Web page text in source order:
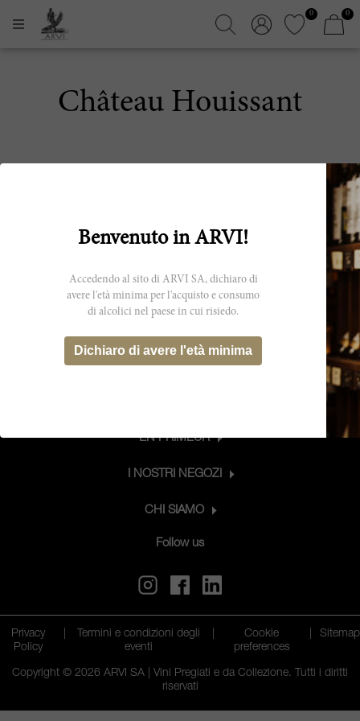
0 0
Château Houissant
ISCRIVITI ALLA NEWSLETTER
CONNETTITI CON NOI
EN PRIMEUR
I NOSTRI NEGOZI
CHI SIAMO
Follow us
Privacy
Policy
Termini e condizioni degli
eventi
Cookie
preferences
Sitemap
Copyright © 2026 ARVI SA | Vini Pregiati e da Collezione. Tutti i diritti
riservati
Benvenuto in ARVI!
Accedendo al sito di ARVI SA, dichiaro di
avere l'età minima per l'acquisto e consumo
di alcolici nel paese in cui risiedo.
Dichiaro di avere l'età minima